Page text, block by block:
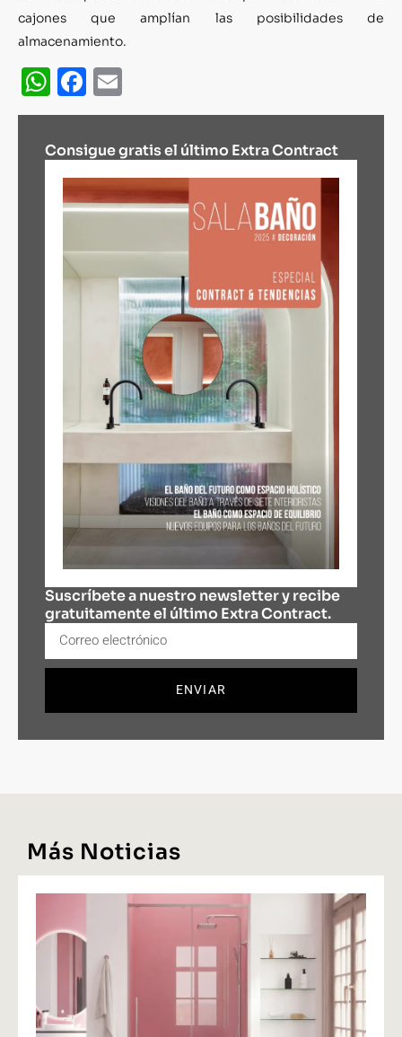
cajones que amplían las posibilidades de
almacenamiento.
WhatsApp
Facebook
Consigue gratis el último Extra Contract
Suscríbete a nuestro newsletter y recibe
gratuitamente el último Extra Contract.
ENVIAR
Más Noticias